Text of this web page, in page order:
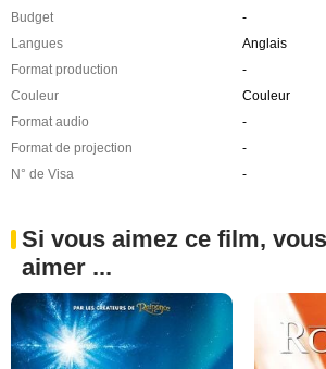
Budget
-
Langues
Anglais
Format production
-
Couleur
Couleur
Format audio
-
Format de projection
-
N° de Visa
-
Si vous aimez ce film,
aimer ...